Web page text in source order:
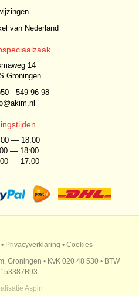
van Nederland
14
Groningen
- 549 96 98
— 18:00
— 18:00
— 17:00
• Privacyverklaring • Cookies
Groningen • KvK 020 48 530 • BTW
Aspin